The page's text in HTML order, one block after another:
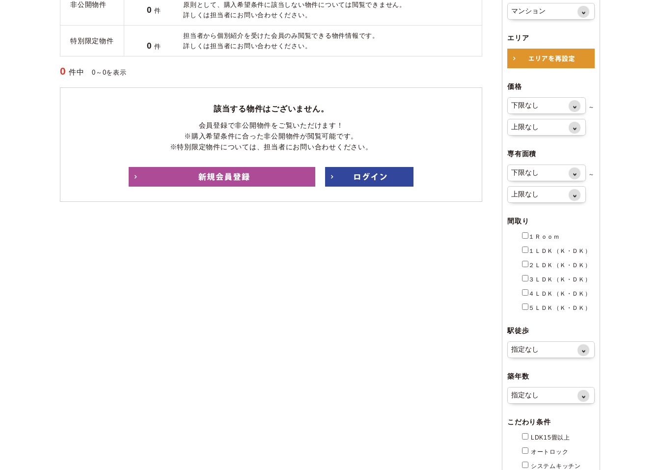
非公開物件
0 件
原則として、購入希望条件に該当しない物件については閲覧できません。
詳しくは担当者にお問い合わせください。
特別限定物件
0 件
担当者から個別紹介を受けた会員のみ閲覧できる物件情報です。
詳しくは担当者にお問い合わせください。
0 件中 0～0を表示
該当する物件はございません。
会員登録で非公開物件をご覧いただけます！
※購入希望条件に合った非公開物件が閲覧可能です。
※特別限定物件については、担当者にお問い合わせください。
エリア
価格
～
専有面積
～
間取り
１Ｒｏｏｍ
１ＬＤＫ（Ｋ・ＤＫ）
２ＬＤＫ（Ｋ・ＤＫ）
３ＬＤＫ（Ｋ・ＤＫ）
４ＬＤＫ（Ｋ・ＤＫ）
５ＬＤＫ（Ｋ・ＤＫ）
駅徒歩
築年数
こだわり条件
LDK15畳以上
オートロック
システムキッチン